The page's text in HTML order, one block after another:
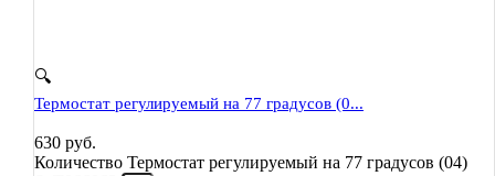
🔍
Термостат регулируемый на 77 градусов (0...
630 руб.
Количество Термостат регулируемый на 77 градусов (04)